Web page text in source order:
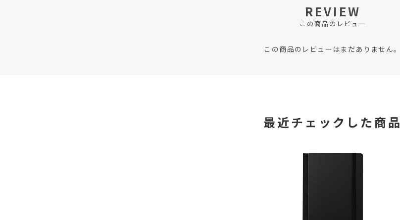
REVIEW
この商品のレビュー
この商品のレビューはまだありません。
最近チェックした商品